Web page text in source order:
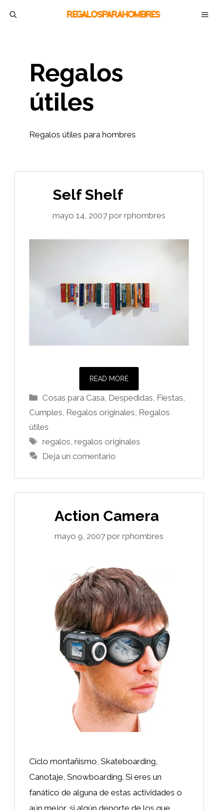
Regalos
útiles
Regalos útiles para hombres
Self Shelf
mayo 14, 2007 por rphombres
READ MORE
Categorías
Cosas para Casa Despedidas, Fiestas,
Cumples Regalos originales Regalos
útiles
Etiquetas
regalos ,regalos originales
Deja un comentario
Action Camera
mayo 9, 2007 por rphombres
Ciclo montañismo, Skateboarding,
Canotaje, Snowboarding. Si eres un
fanático de alguna de estas actividades o